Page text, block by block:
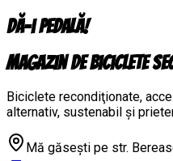
Dă-i pedală!
Magazin de biciclete
Biciclete recondiţionate,
alternativ, sustenabil și
Mă găsești pe str.